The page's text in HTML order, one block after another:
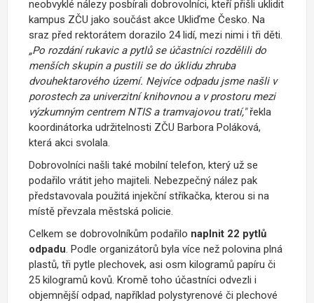
neobvyklé nálezy posbírali dobrovolníci, kteří přišli uklidit
kampus ZČU jako součást akce Ukliďme Česko. Na
sraz před rektorátem dorazilo 24 lidí, mezi nimi i tři děti.
„Po rozdání rukavic a pytlů se účastníci rozdělili do
menších skupin a pustili se do úklidu zhruba
dvouhektarového území. Nejvíce odpadu jsme našli v
porostech za univerzitní knihovnou a v prostoru mezi
výzkumným centrem NTIS a tramvajovou tratí,"řekla
koordinátorka udržitelnosti ZČU Barbora Poláková,
která akci svolala.
Dobrovolníci našli také mobilní telefon, který už se
podařilo vrátit jeho majiteli. Nebezpečný nález pak
představovala použitá injekční stříkačka, kterou si na
místě převzala městská policie.
Celkem se dobrovolníkům podařilo naplnit 22 pytlů
odpadu. Podle organizátorů byla více než polovina plná
plastů, tři pytle plechovek, asi osm kilogramů papíru či
25 kilogramů kovů. Kromě toho účastníci odvezli i
objemnější odpad, například polystyrenové či plechové